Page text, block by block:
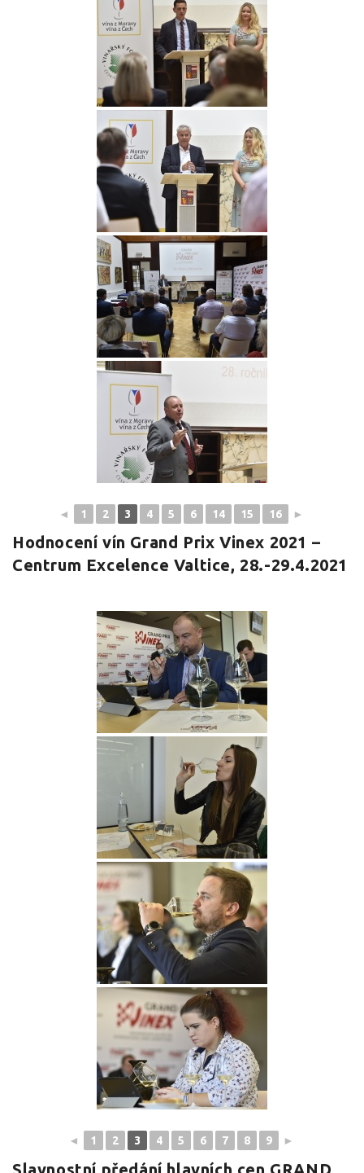
◄ 1 2 3 4 5 6 14 15 16 ►
Hodnocení vín Grand Prix Vinex 2021 –
Centrum Excelence Valtice, 28.-29.4.2021
◄ 1 2 3 4 5 6 7 8 9 ►